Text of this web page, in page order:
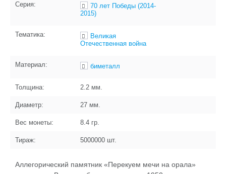
Серия:
70 лет Победы (2014-
2015)
Тематика:
Великая
Отечественная война
Материал: биметалл
Толщина: 2.2 мм.
Диаметр: 27 мм.
Вес монеты: 8.4 гр.
Тираж: 5000000 шт.
Аллегорический памятник «Перекуем мечи на орала»